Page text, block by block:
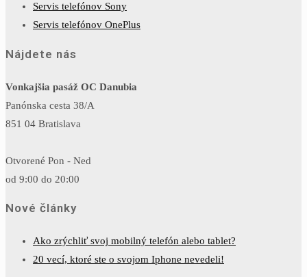
Servis telefónov Sony
Servis telefónov OnePlus
Nájdete nás
Vonkajšia pasáž OC Danubia
Panónska cesta 38/A
851 04 Bratislava
Otvorené Pon - Ned
od 9:00 do 20:00
Nové články
Ako zrýchliť svoj mobilný telefón alebo tablet?
20 vecí, ktoré ste o svojom Iphone nevedeli!